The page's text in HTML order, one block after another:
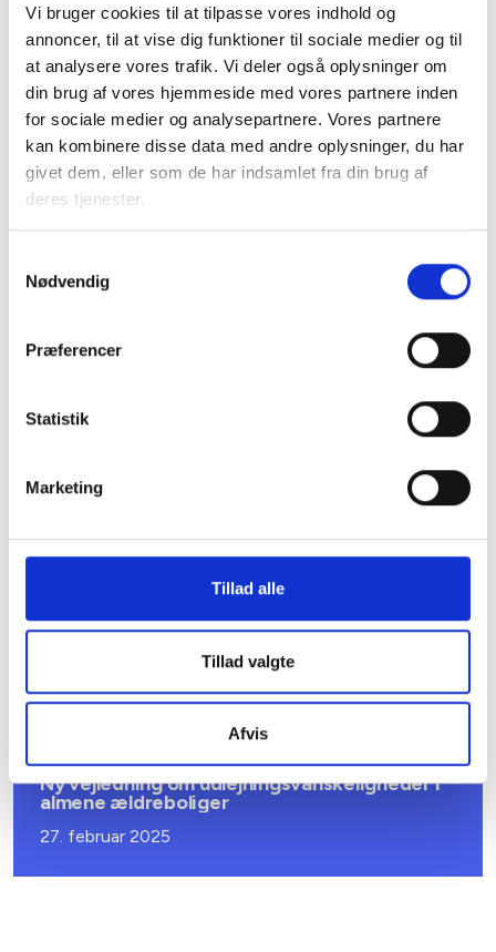
Vi bruger cookies til at tilpasse vores indhold og
annoncer, til at vise dig funktioner til sociale medier og til
at analysere vores trafik. Vi deler også oplysninger om
din brug af vores hjemmeside med vores partnere inden
for sociale medier og analysepartnere. Vores partnere
kan kombinere disse data med andre oplysninger, du har
givet dem, eller som de har indsamlet fra din brug af
deres tjenester.
Nødvendig
Præferencer
Statistik
Marketing
Tillad alle
Tillad valgte
Afvis
Anni Pedersen
Juridisk konsulent
Tlf: 21 41 30 28
Mail: anp@bl.dk
Ny bekendtgørelse om udlejning af almene
11. september 2024
Ny vejledning om udlejningsvanskeligheder i
almene ældreboliger
27. februar 2025